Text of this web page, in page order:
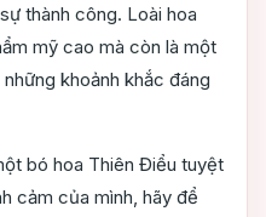
thành công. Loài hoa
mỹ cao mà còn là một
khoảnh khắc đáng
bó hoa Thiên Điểu tuyệt
cảm của mình, hãy để